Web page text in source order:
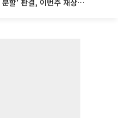
최태원·노소영 '9440억 분할' 판결, 이번주 재상고 여부 주목